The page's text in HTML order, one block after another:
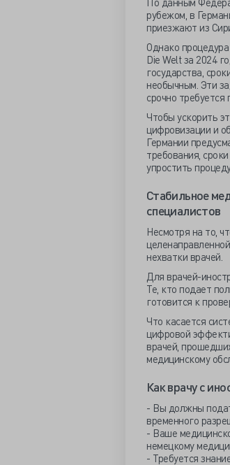
рубежом, в
приезжают из
Однако
Die Welt за 2024
государства,
необычным. Эти
срочно требуется
Чтобы ускорить
цифровизации и
Германии
требования,
упростить
Стабильное
специалистов
Несмотря на то,
нехватки врачей.
Для врачей-
Те, кто подает
готовится к
Что касается
цифровой
врачей,
медицинскому
Как врачу с
- Вы должны
временного
- Ваше
немецкому
- Требуется